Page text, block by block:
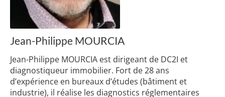
Jean-Philippe MOURCIA
Jean-Philippe MOURCIA est dirigeant de DC2I et
diagnostiqueur immobilier. Fort de 28 ans
d’expérience en bureaux d’études (bâtiment et
industrie), il réalise les diagnostics réglementaires